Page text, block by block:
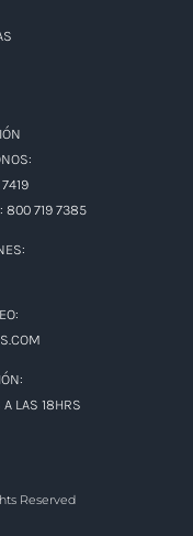
800 719 7385
LAS 18HRS
Reserved